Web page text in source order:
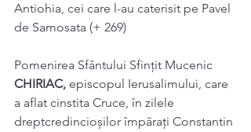
Antiohia, cei care l-au caterisit pe Pavel
de Samosata (+ 269)
Pomenirea Sfântului Sfințit Mucenic
CHIRIAC, episcopul Ierusalimului, care
a aflat cinstita Cruce, în zilele
dreptcredincioșilor împărați Constantin